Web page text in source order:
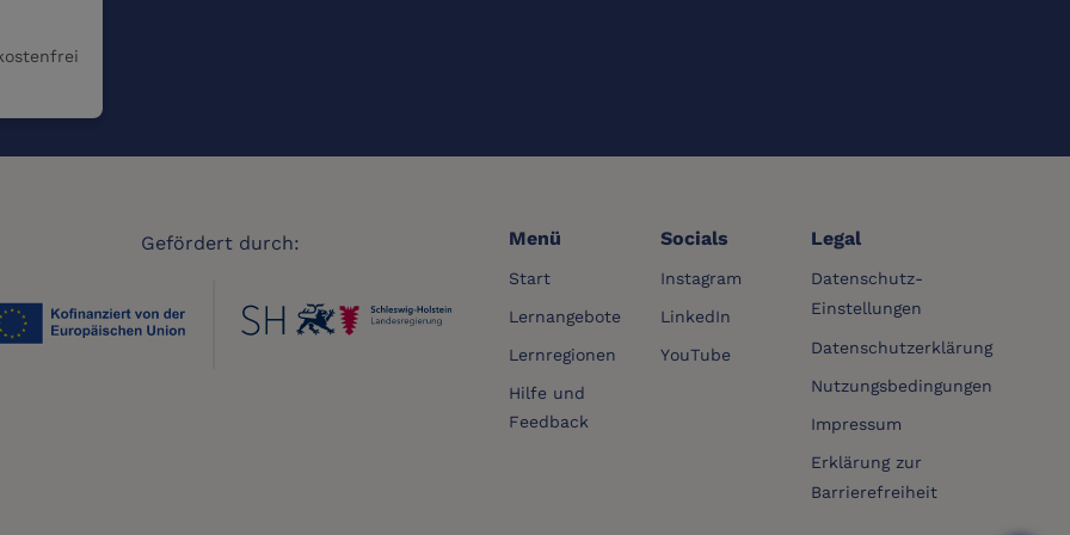
Gefördert durch: Menü
Start
Lernangebote
Lernregionen
Hilfe und
Feedback
Socials
Instagram
LinkedIn
YouTube
Legal
Datenschutz-
Einstellungen
Datenschutzerklärung
Nutzungsbedingungen
Impressum
Erklärung zur
Barrierefreiheit